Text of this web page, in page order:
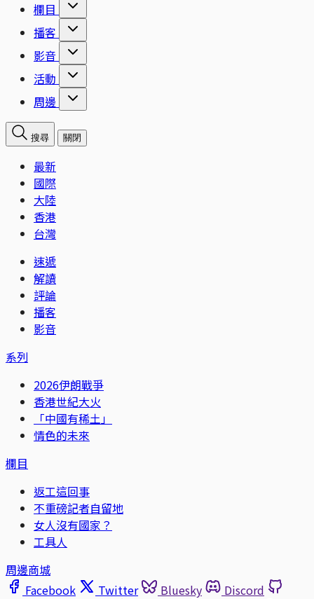
欄目
播客
影音
活動
周邊
搜尋 關閉
最新
國際
大陸
香港
台灣
速遞
解讀
評論
播客
影音
系列
2026伊朗戰爭
香港世紀大火
「中國有稀土」
情色的未來
欄目
返工這回事
不重磅記者自留地
女人沒有國家？
工具人
周邊商城
Facebook
Twitter Bluesky
Discord